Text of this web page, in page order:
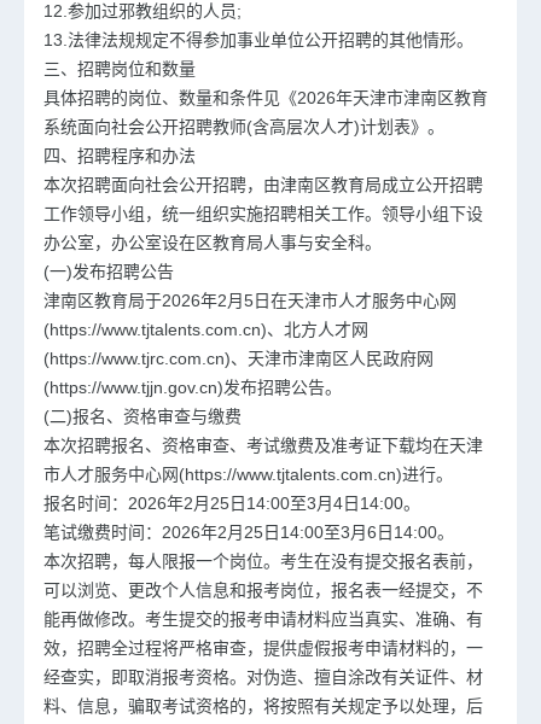
12.参加过邪教组织的人员;
13.法律法规规定不得参加事业单位公开招聘的其他情形。
三、招聘岗位和数量
具体招聘的岗位、数量和条件见《2026年天津市津南区教育
系统面向社会公开招聘教师(含高层次人才)计划表》。
四、招聘程序和办法
本次招聘面向社会公开招聘，由津南区教育局成立公开招聘
工作领导小组，统一组织实施招聘相关工作。领导小组下设
办公室，办公室设在区教育局人事与安全科。
(一)发布招聘公告
津南区教育局于2026年2月5日在天津市人才服务中心网
(https://www.tjtalents.com.cn)、北方人才网
(https://www.tjrc.com.cn)、天津市津南区人民政府网
(https://www.tjjn.gov.cn)发布招聘公告。
(二)报名、资格审查与缴费
本次招聘报名、资格审查、考试缴费及准考证下载均在天津
市人才服务中心网(https://www.tjtalents.com.cn)进行。
报名时间：2026年2月25日14:00至3月4日14:00。
笔试缴费时间：2026年2月25日14:00至3月6日14:00。
本次招聘，每人限报一个岗位。考生在没有提交报名表前，
可以浏览、更改个人信息和报考岗位，报名表一经提交，不
能再做修改。考生提交的报考申请材料应当真实、准确、有
效，招聘全过程将严格审查，提供虚假报考申请材料的，一
经查实，即取消报考资格。对伪造、擅自涂改有关证件、材
料、信息，骗取考试资格的，将按照有关规定予以处理，后